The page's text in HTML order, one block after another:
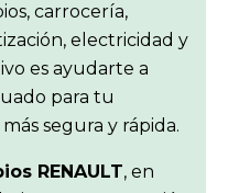
carrocería,
electricidad y
es ayudarte a
para tu
segura y rápida.
RENAULT, en